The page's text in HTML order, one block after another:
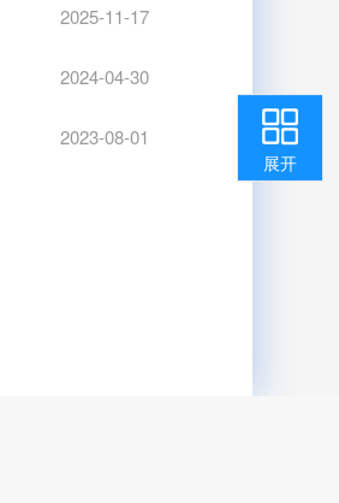
用户中心
咨询投诉
智能问答
我要纠错
返回顶部
收起
展开
2025-11-17
2024-04-30
2023-08-01